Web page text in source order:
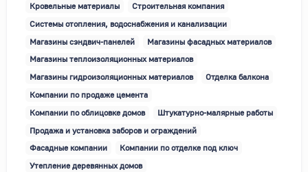
Кровельные материалы
Строительная компания
Системы отопления, водоснабжения и канализации
Магазины сэндвич-панелей
Магазины фасадных материалов
Магазины теплоизоляционных материалов
Магазины гидроизоляционных материалов
Отделка балкона
Компании по продаже цемента
Компании по облицовке домов
Штукатурно-малярные работы
Продажа и установка заборов и ограждений
Фасадные компании
Компании по отделке под ключ
Утепление деревянных домов